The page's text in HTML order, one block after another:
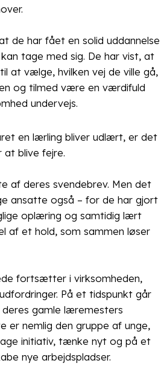
de har fået en solid uddannelse
tage med sig. De har vist, at
at vælge, hvilken vej de ville gå,
og tilmed være en værdifuld
undervejs.
en lærling bliver udlært, er det
blive fejre.
af deres svendebrev. Men det
ansatte også – for de har gjort
oplæring og samtidig lært
af et hold, som sammen løser
fortsætter i virksomheden,
På et tidspunkt går
gamle læremesters
er nemlig den gruppe af unge,
initiativ, tænke nyt og på et
nye arbejdspladser.